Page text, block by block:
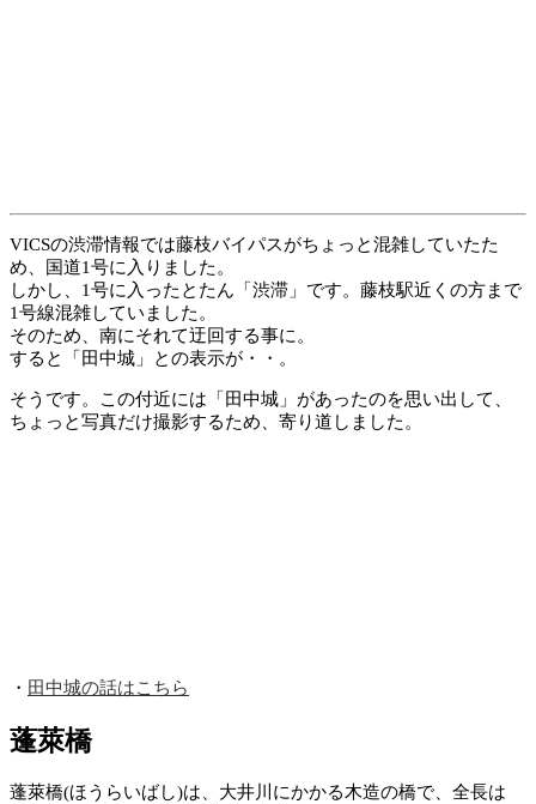
VICSの渋滞情報では藤枝バイパスがちょっと混雑していたた
め、国道1号に入りました。
しかし、1号に入ったとたん「渋滞」です。藤枝駅近くの方まで
1号線混雑していました。
そのため、南にそれて迂回する事に。
すると「田中城」との表示が・・。
そうです。この付近には「田中城」があったのを思い出して、
ちょっと写真だけ撮影するため、寄り道しました。
・ 田中城の話はこちら
蓬萊橋
蓬萊橋(ほうらいばし)は、大井川にかかる木造の橋で、全長は